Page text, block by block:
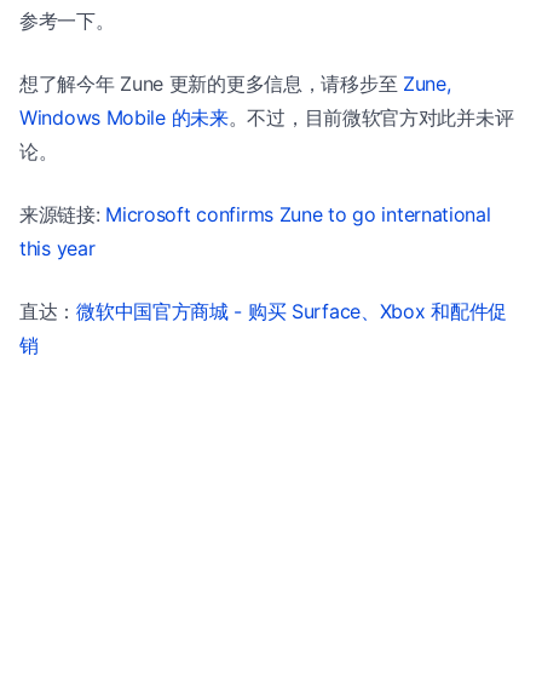
参考一下。
想了解今年 Zune 更新的更多信息，请移步至 Zune,
Windows Mobile 的未来。不过，目前微软官方对此并未评
论。
来源链接: Microsoft confirms Zune to go international
this year
直达：微软中国官方商城 - 购买 Surface、Xbox 和配件促
销